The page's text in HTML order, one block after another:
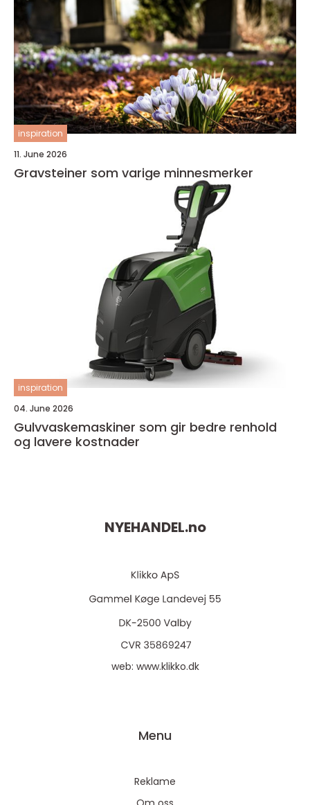
inspiration
11. June 2026
Gravsteiner som varige minnesmerker
inspiration
04. June 2026
Gulvvaskemaskiner som gir bedre renhold
og lavere kostnader
NYEHANDEL.no
web: www.klikko.dk
Menu
Reklame